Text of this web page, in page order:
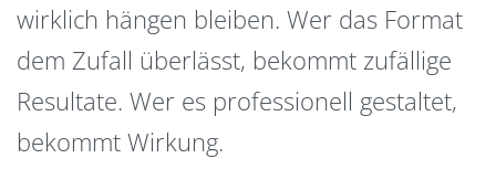
wirklich hängen bleiben. Wer das Format
dem Zufall überlässt, bekommt zufällige
Resultate. Wer es professionell gestaltet,
bekommt Wirkung.